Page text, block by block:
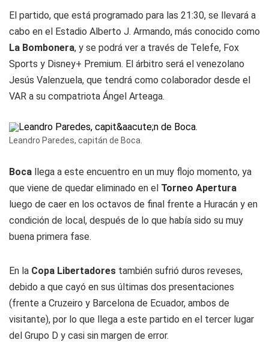
El partido, que está programado para las 21:30, se llevará a
cabo en el Estadio Alberto J. Armando, más conocido como
La Bombonera, y se podrá ver a través de Telefe, Fox
Sports y Disney+ Premium. El árbitro será el venezolano
Jesús Valenzuela, que tendrá como colaborador desde el
VAR a su compatriota Ángel Arteaga.
Leandro Paredes, capitán de Boca.
Boca llega a este encuentro en un muy flojo momento, ya
que viene de quedar eliminado en el Torneo Apertura
luego de caer en los octavos de final frente a Huracán y en
condición de local, después de lo que había sido su muy
buena primera fase.
En la Copa Libertadores también sufrió duros reveses,
debido a que cayó en sus últimas dos presentaciones
(frente a Cruzeiro y Barcelona de Ecuador, ambos de
visitante), por lo que llega a este partido en el tercer lugar
del Grupo D y casi sin margen de error.